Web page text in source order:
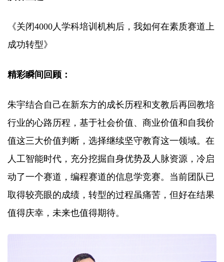
《关闭4000人学科培训机构后，我如何在素质赛道上
成功转型》
精彩瞬间回顾：
朱宇结合自己在新东方的成长历程和支教后再回教培
行业的心路历程，基于社会价值、商业价值和自我价
值这三大价值判断，选择继续坚守教育这一领域。在
人工智能时代，充分挖掘自身优势及人脉资源，冷启
动了一个赛道，编程赛道的信息学竞赛。当前团队已
取得较亮眼的成绩，转型的过程虽痛苦，但好在结果
值得庆幸，未来也值得期待。